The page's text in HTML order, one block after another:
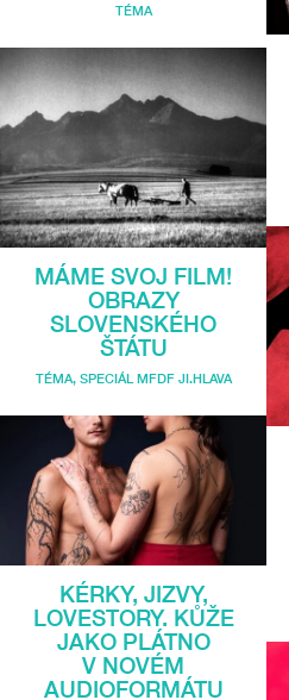
TÉMA
MÁME SVOJ FILM!
OBRAZY
SLOVENSKÉHO
ŠTÁTU
TÉMA, SPECIÁL MFDF JI.HLAVA
KÉRKY, JIZVY,
LOVESTORY. KŮŽE
JAKO PLÁTNO
V NOVÉM
AUDIOFORMÁTU